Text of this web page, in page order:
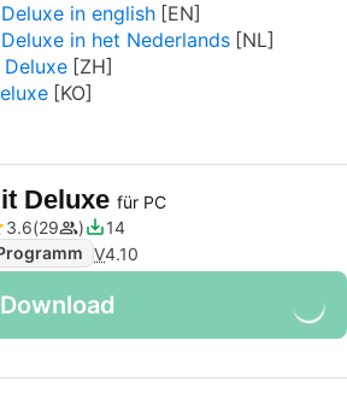
in english
in het Nederlands
Deluxe für PC
3.6 29
14
V4.10
Download